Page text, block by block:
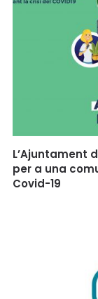
L’Ajuntament
per a una
Covid-19